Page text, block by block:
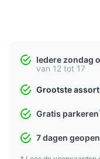
Iedere zondag
van 12 tot 17
Grootste
Gratis parkeren
7 dagen